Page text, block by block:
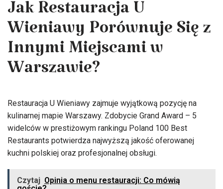
Jak Restauracja U
Wieniawy Porównuje Się z
Innymi Miejscami w
Warszawie?
Restauracja U Wieniawy zajmuje wyjątkową pozycję na
kulinarnej mapie Warszawy. Zdobycie Grand Award – 5
widelców w prestiżowym rankingu Poland 100 Best
Restaurants potwierdza najwyższą jakość oferowanej
kuchni polskiej oraz profesjonalnej obsługi.
Czytaj Opinia o menu restauracji: Co mówią